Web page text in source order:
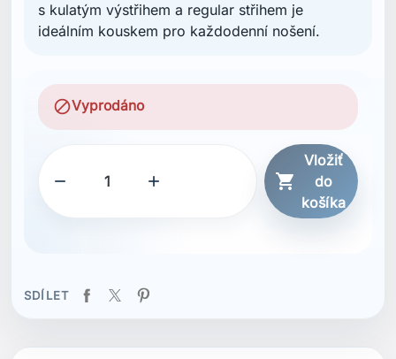
s kulatým výstřihem a regular střihem je
ideálním kouskem pro každodenní nošení.
blockVyprodáno
  
Vložiť
do
košíka
SDÍLET